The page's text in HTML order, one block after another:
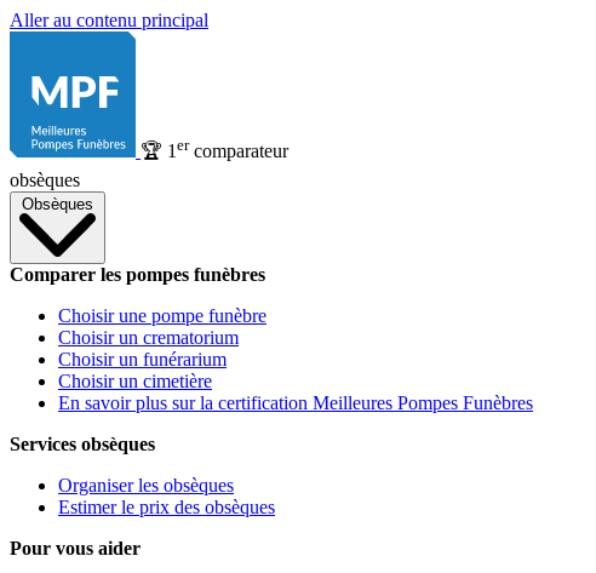
Aller au contenu principal
🏆 1 ercomparateur
obsèques
Obsèques
Comparer les pompes funèbres
Choisir une pompe funèbre
Choisir un crematorium
Choisir un funérarium
Choisir un cimetière
En savoir plus sur la certification Meilleures Pompes Funèbres
Services obsèques
Organiser les obsèques
Estimer le prix des obsèques
Pour vous aider